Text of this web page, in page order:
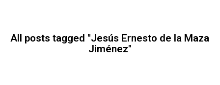
All posts tagged "Jesús Ernesto de la Maza
Jiménez"